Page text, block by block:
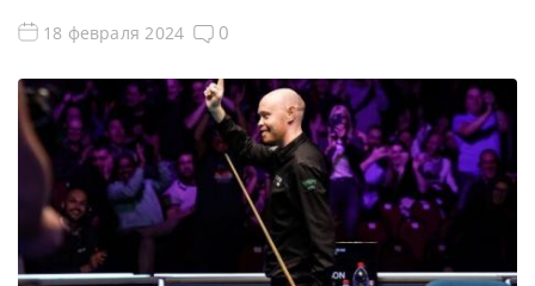
Open 2024 Видео Welsh Open 2024 Видео повторы матчей
Welsh Open 2024, снукер — финал. Если не смогли
снукеру Welsh Open 2024 в […]
18 февраля 2024 0